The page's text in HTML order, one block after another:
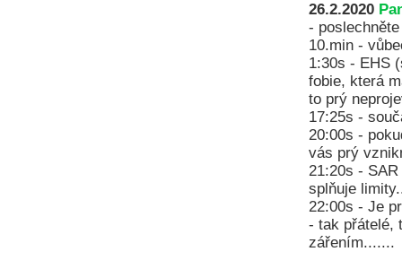
26.2.2020
-
10.min -
1:30s - EHS
fobie, která
to prý
17:25s -
20:00s -
vás prý
21:20s -
splňuje
22:00s - Je
- tak přátelé,
zářením.......